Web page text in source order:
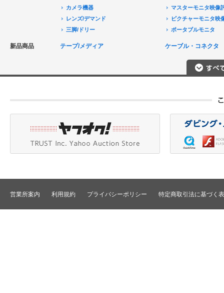
カメラ機器
レンズ/デマンド
三脚/ドリー
ポータブルレコーダ
SD仕様VTR
HD仕様VTR
メモリーレコーダ/ディスクレコー
VTRインターフェース/アクセサリ
マスターモニタ映像
ピクチャーモニタ映
ポータブルモニタ
プロジェクタ
プロジェクタアクセ
スイッチャ
編集コントローラ
コンバータ
TBC/FS
新品商品 テープ/メディア
DLT/LTO
ケーブル・コネクタ
営業所案内 利用規約 プライバシーポリシー 特定商取引法に基づく